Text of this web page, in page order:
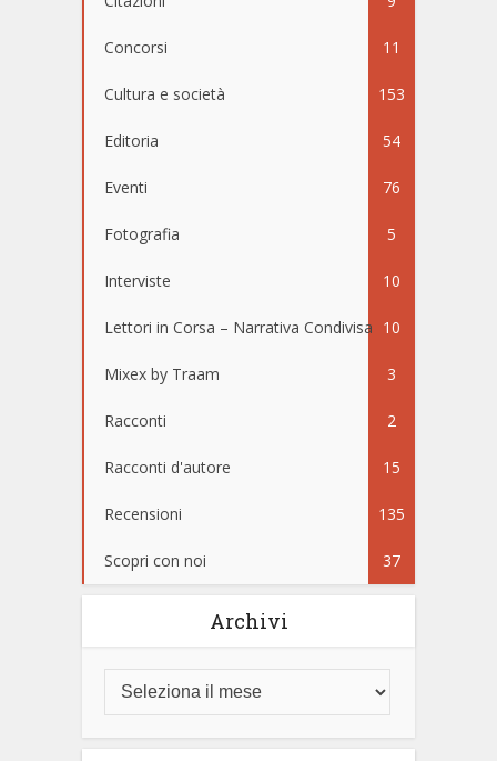
Concorsi 11
Cultura e società 153
Editoria 54
Eventi 76
Fotografia 5
Interviste 10
Lettori in Corsa – Narrativa Condivisa 10
Mixex by Traam 3
Racconti 2
Racconti d'autore 15
Recensioni 135
Scopri con noi 37
Archivi